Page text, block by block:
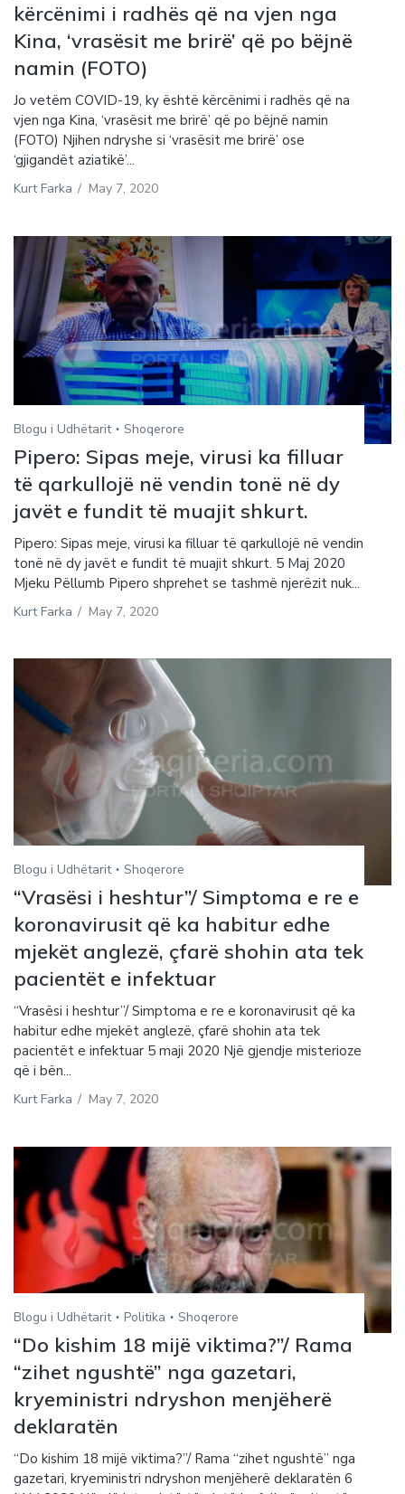
kërcënimi i radhës që na vjen nga
Kina, ‘vrasësit me brirë’ që po bëjnë
namin (FOTO)
Jo vetëm COVID-19, ky është kërcënimi i radhës që na
vjen nga Kina, ‘vrasësit me brirë’ që po bëjnë namin
(FOTO) Njihen ndryshe si ‘vrasësit me brirë’ ose
‘gjigandët aziatikë’...
Kurt Farka / May 7, 2020
Blogu i Udhëtarit Shoqerore
Pipero: Sipas meje, virusi ka filluar
të qarkullojë në vendin tonë në dy
javët e fundit të muajit shkurt.
Pipero: Sipas meje, virusi ka filluar të qarkullojë në vendin
tonë në dy javët e fundit të muajit shkurt. 5 Maj 2020
Mjeku Pëllumb Pipero shprehet se tashmë njerëzit nuk...
Kurt Farka / May 7, 2020
Blogu i Udhëtarit Shoqerore
“Vrasësi i heshtur”/ Simptoma e re e
koronavirusit që ka habitur edhe
mjekët anglezë, çfarë shohin ata tek
pacientët e infektuar
“Vrasësi i heshtur”/ Simptoma e re e koronavirusit që ka
habitur edhe mjekët anglezë, çfarë shohin ata tek
pacientët e infektuar 5 maji 2020 Një gjendje misterioze
që i bën...
Kurt Farka / May 7, 2020
Blogu i Udhëtarit Politika Shoqerore
“Do kishim 18 mijë viktima?”/ Rama
“zihet ngushtë” nga gazetari,
kryeministri ndryshon menjëherë
deklaratën
“Do kishim 18 mijë viktima?”/ Rama “zihet ngushtë” nga
gazetari, kryeministri ndryshon menjëherë deklaratën 6